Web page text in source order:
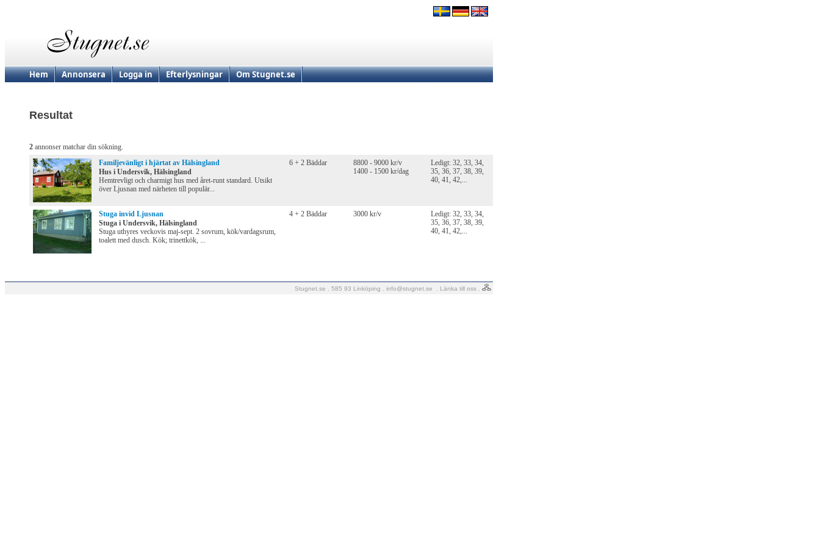
Hem Annonsera Logga in Efterlysningar Om Stugnet.se
Resultat
2 annonser matchar din sökning.
Familjevänligt i hjärtat av Hälsingland
Hus i Undersvik, Hälsingland
Hemtrevligt och charmigt hus med året-runt standard. Utsikt
över Ljusnan med närheten till populär...
6 + 2 Bäddar
8800 - 9000 kr/v
1400 - 1500 kr/dag
Ledigt: 32, 33, 34,
35, 36, 37, 38, 39,
40, 41, 42,...
Stuga invid Ljusnan
Stuga i Undersvik, Hälsingland
Stuga uthyres veckovis maj-sept. 2 sovrum, kök/vardagsrum,
toalett med dusch. Kök; trinettkök, ...
4 + 2 Bäddar 3000 kr/v
Ledigt: 32, 33, 34,
35, 36, 37, 38, 39,
40, 41, 42,...
Stugnet.se . 585 93 Linköping . info@stugnet.se Länka till oss